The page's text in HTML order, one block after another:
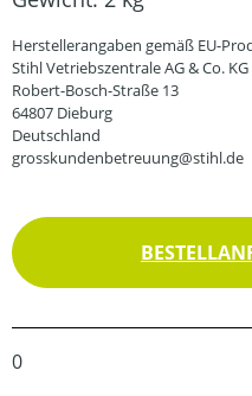
Herstellerangaben gemäß EU-
Stihl Vetriebszentrale AG & Co. KG
Robert-Bosch-Straße 13
64807 Dieburg
Deutschland
grosskundenbetreuung@stihl.de
0